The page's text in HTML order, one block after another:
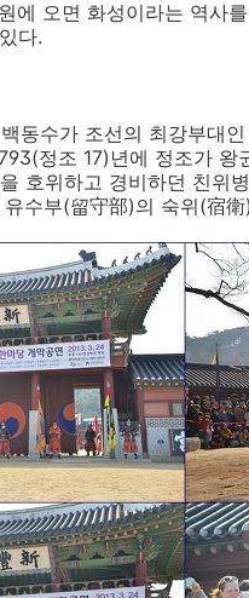
에 오면 화성이라는 역사
다.
동수가 조선의 최강부대
정조 17)년에 정조가
호위하고 경비하던 친위
수부(留守部)의 숙위(宿